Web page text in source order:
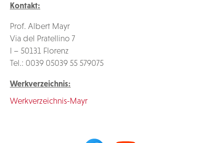
Kontakt:
Prof. Albert Mayr
Via del Pratellino 7
I – 50131 Florenz
Tel.: 0039 05039 55 579075
Werkverzeichnis:
Werkverzeichnis-Mayr